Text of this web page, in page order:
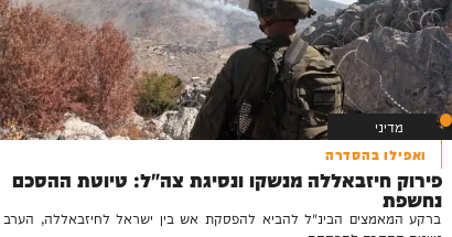
מנשקו ונסיגת צה"ל: טיוטת ההסכם